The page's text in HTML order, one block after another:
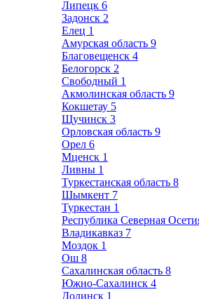
Липецк 6
Задонск 2
Елец 1
Амурская область 9
Благовещенск 4
Белогорск 2
Свободный 1
Акмолинская область 9
Кокшетау 5
Щучинск 3
Орловская область 9
Орел 6
Мценск 1
Ливны 1
Туркестанская область 8
Шымкент 7
Туркестан 1
Республика Северная
Владикавказ 7
Моздок 1
Ош 8
Сахалинская область 8
Южно-Сахалинск 4
Долинск 1